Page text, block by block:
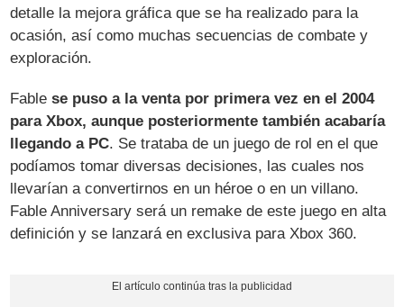
detalle la mejora gráfica que se ha realizado para la
ocasión, así como muchas secuencias de combate y
exploración.
Fablese puso a la venta por primera vez en el 2004
para Xbox, aunque posteriormente también acabaría
llegando a PC. Se trataba de un juego de rol en el que
podíamos tomar diversas decisiones, las cuales nos
llevarían a convertirnos en un héroe o en un villano.
Fable Anniversary será un remake de este juego en alta
definición y se lanzará en exclusiva para Xbox 360.